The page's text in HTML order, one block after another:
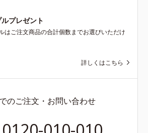
プレゼント
はご注文商品の合計個数までお選びいただけ
詳しくはこちら
のご注文・お問い合わせ